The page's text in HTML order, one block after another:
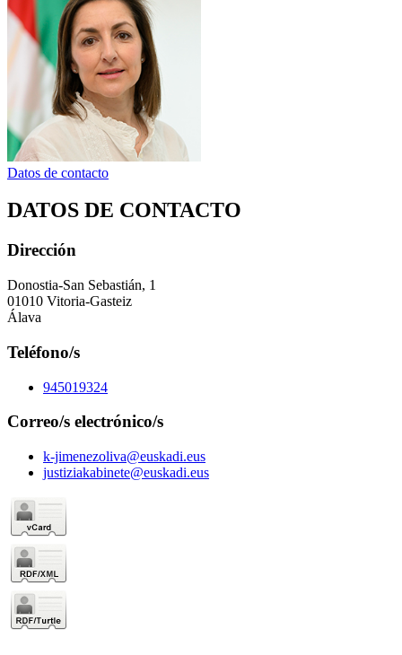
Datos de contacto
DATOS DE CONTACTO
Dirección
Donostia-San Sebastián, 1
01010 Vitoria-Gasteiz
Álava
Teléfono/s
945019324
Correo/s electrónico/s
k-jimenezoliva@euskadi.eus
justiziakabinete@euskadi.eus